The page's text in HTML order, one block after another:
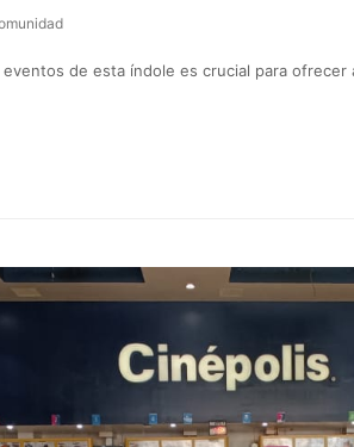
de esta índole es crucial para